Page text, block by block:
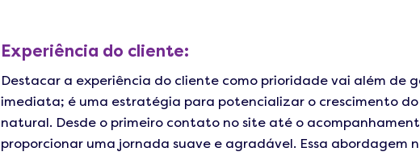
Experiência do cliente:
Destacar a experiência do cliente como prioridade vai além de
imediata; é uma estratégia para potencializar o crescimento do
natural. Desde o primeiro contato no site até o
proporcionar uma jornada suave e agradável. Essa abordagem